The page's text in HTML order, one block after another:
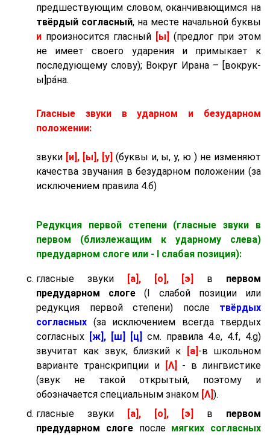
предшествующим словом, оканчивающимся на
твёрдый согласный, на месте начальной буквы
и произносится гласный [ы]
(предлог при этом
не имеет своего ударения и примыкает к
последующему слову); Вокруг Ирана – [вокрук-
ы]ра́на.
Гласные звуки в ударном и безударном
положении:
звуки [и], [ы], [у] (буквы и, ы, у, ю ) не изменяют
качества звучания в безударном положении (за
исключением правила 4.б)
Редукция первой степени (гласные звуки в
первом (близлежащим к ударному слева)
предударном слоге или - I слабая позиция):
гласные звуки [а], [о], [э] в первом
предударном слоге (I слабой позиции или
редукция первой степени) послетвёрдых
согласных (за исключением всегда твердых
согласных
[ж], [ш] [ц]
см. правила 4.e, 4.f, 4.g)
звучитат как звук, близкий к
[а] -в школьном
варианте транскрипции и
[Λ]
- в лингвистике
(звук не такой открытый, поэтому и
обозначается специальным знаком [Λ] ).
гласные звуки
[а], [о], [э] в первом
предударном слогепослемягких согласных